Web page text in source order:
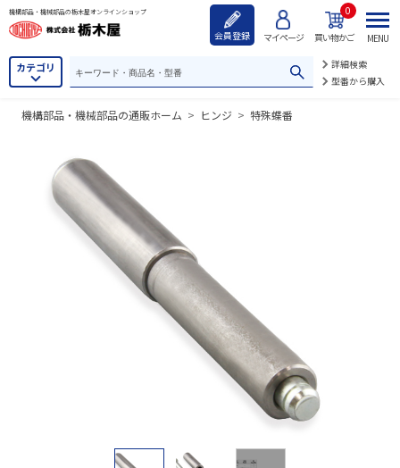
機構部品・機械部品の栃木屋オンラインショップ
会員登録 マイページ 買い物かご
0
カテゴリ
詳細検索
型番から購入
MENU
機構部品・機械部品の通販ホーム > ヒンジ > 特殊蝶番